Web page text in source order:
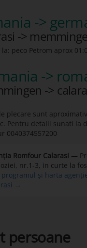
->
->
la: peco Petrom aprox
->
->
plecare sunt
Pentru detalii sunati la
0040374557200
Romfour Calarasi —
nr.1-3, in curte la
programul și harta
→
persoane